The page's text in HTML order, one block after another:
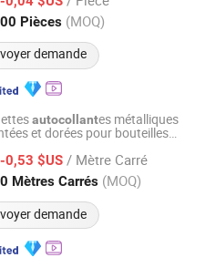
Pièces (MOQ)
demande
Depuis 2026
autocollantes métalliques
et dorées pour bouteilles
0,53 $US / Mètre Carré
Mètres Carrés (MOQ)
demande
Technology Co., Ltd.
Depuis 2024